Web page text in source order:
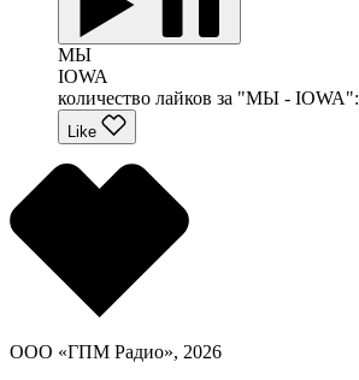
МЫ
IOWA
количество лайков за "МЫ - IOWA":
Like
ООО «ГПМ Радио», 2026